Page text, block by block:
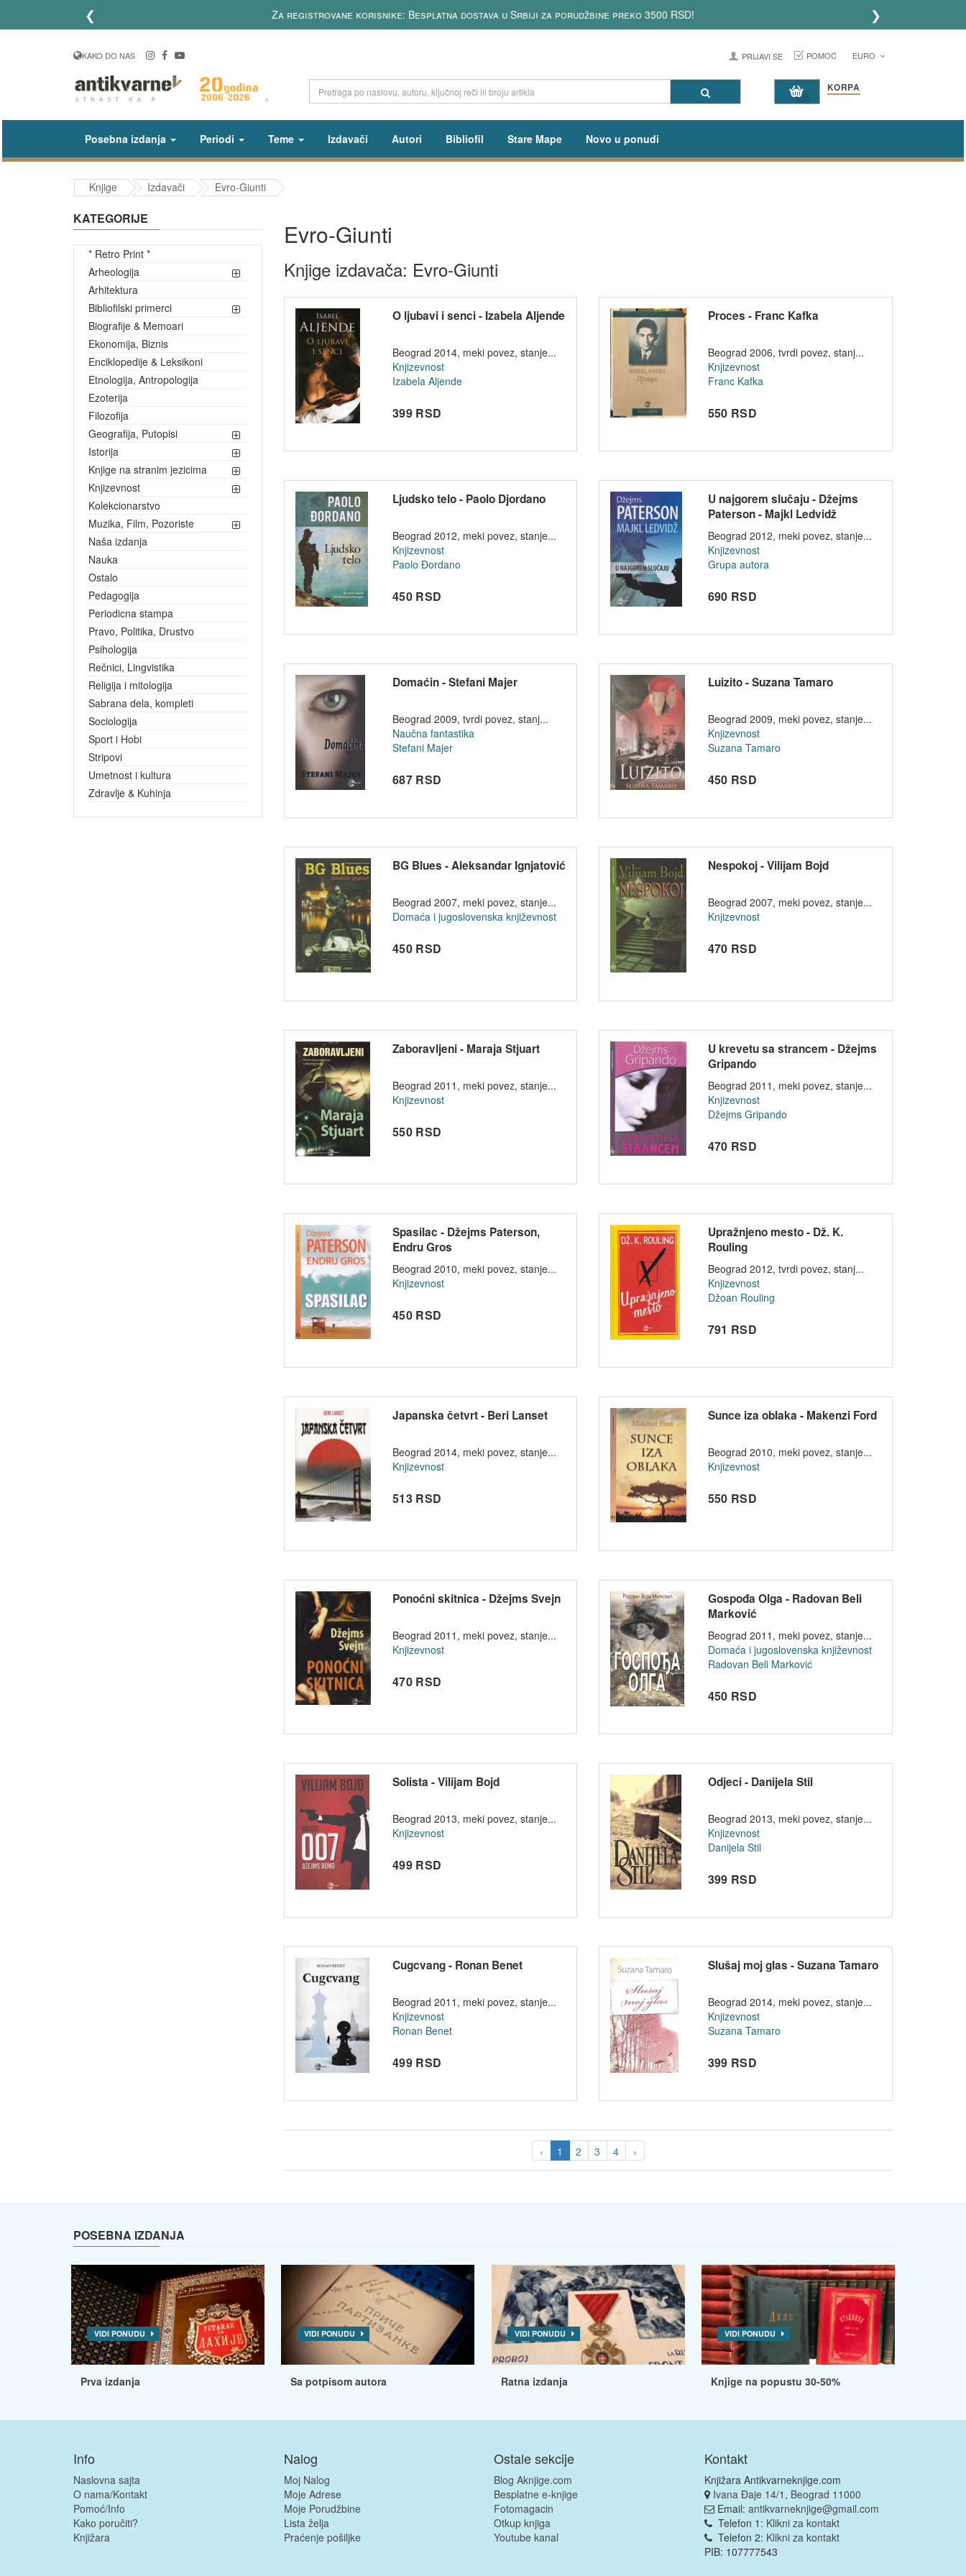
❮
Prijavite se na newsletter i budite u toku sa najređim knjigama u našoj ponudi ❯
KAKO DO NAS PRIJAVI SE POMOĆ EURO
KORPA
Posebna izdanja Periodi Teme Izdavači Autori Bibliofil Stare Mape Novo u ponudi
Knjige Izdavači Evro-Giunti
KATEGORIJE
* Retro Print *
Arheologija
Arhitektura
Bibliofilski primerci
Biografije & Memoari
Ekonomija, Biznis
Enciklopedije & Leksikoni
Etnologija, Antropologija
Ezoterija
Filozofija
Geografija, Putopisi
Istorija
Knjige na stranim jezicima
Knjizevnost
Kolekcionarstvo
Muzika, Film, Pozoriste
Naša izdanja
Nauka
Ostalo
Pedagogija
Periodicna stampa
Pravo, Politika, Drustvo
Psihologija
Rečnici, Lingvistika
Religija i mitologija
Sabrana dela, kompleti
Sociologija
Sport i Hobi
Stripovi
Umetnost i kultura
Zdravlje & Kuhinja
Evro-Giunti
Knjige izdavača: Evro-Giunti
O ljubavi i senci - Izabela Aljende
Beograd 2014, meki povez, stanje...
Knjizevnost
Izabela Aljende
399 RSD
Proces - Franc Kafka
Beograd 2006, tvrdi povez, stanj...
Knjizevnost
Franc Kafka
550 RSD
Ljudsko telo - Paolo Djordano
Beograd 2012, meki povez, stanje...
Knjizevnost
Paolo Đordano
450 RSD
U najgorem slučaju - Džejms
Paterson - Majkl Ledvidž
Beograd 2012, meki povez, stanje...
Knjizevnost
Grupa autora
690 RSD
Domaćin - Stefani Majer
Beograd 2009, tvrdi povez, stanj...
Naučna fantastika
Stefani Majer
687 RSD
Luizito - Suzana Tamaro
Beograd 2009, meki povez, stanje...
Knjizevnost
Suzana Tamaro
450 RSD
BG Blues - Aleksandar Ignjatović
Beograd 2007, meki povez, stanje...
Domaća i jugoslovenska književnost
450 RSD
Nespokoj - Vilijam Bojd
Beograd 2007, meki povez, stanje...
Knjizevnost
470 RSD
Zaboravljeni - Maraja Stjuart
Beograd 2011, meki povez, stanje...
Knjizevnost
550 RSD
U krevetu sa strancem - Džejms
Gripando
Beograd 2011, meki povez, stanje...
Knjizevnost
Džejms Gripando
470 RSD
Spasilac - Džejms Paterson,
Endru Gros
Beograd 2010, meki povez, stanje...
Knjizevnost
450 RSD
Upražnjeno mesto - Dž. K.
Rouling
Beograd 2012, tvrdi povez, stanj...
Knjizevnost
Džoan Rouling
791 RSD
Japanska četvrt - Beri Lanset
Beograd 2014, meki povez, stanje...
Knjizevnost
513 RSD
Sunce iza oblaka - Makenzi Ford
Beograd 2010, meki povez, stanje...
Knjizevnost
550 RSD
Ponoćni skitnica - Džejms Svejn
Beograd 2011, meki povez, stanje...
Knjizevnost
470 RSD
Gospođa Olga - Radovan Beli
Marković
Beograd 2011, meki povez, stanje...
Domaća i jugoslovenska književnost
Radovan Beli Marković
450 RSD
Solista - Vilijam Bojd
Beograd 2013, meki povez, stanje...
Knjizevnost
499 RSD
Odjeci - Danijela Stil
Beograd 2013, meki povez, stanje...
Knjizevnost
Danijela Stil
399 RSD
Cugcvang - Ronan Benet
Beograd 2011, meki povez, stanje...
Knjizevnost
Ronan Benet
499 RSD
Slušaj moj glas - Suzana Tamaro
Beograd 2014, meki povez, stanje...
Knjizevnost
Suzana Tamaro
399 RSD
‹ 1 2 3 4 ›
POSEBNA IZDANJA
VIDI PONUDU
Prva izdanja
VIDI PONUDU
Sa potpisom autora
VIDI PONUDU
Ratna izdanja
VIDI PONUDU
Knjige na popustu 30-50%
Info
Naslovna sajta
O nama/Kontakt
Pomoć/Info
Kako poručiti?
Knjižara
Nalog
Moj Nalog
Moje Adrese
Moje Porudžbine
Lista želja
Praćenje pošiljke
Ostale sekcije
Blog Aknjige.com
Besplatne e-knjige
Fotomagacin
Otkup knjiga
Youtube kanal
Kontakt
Knjižara Antikvarneknjige.com
Ivana Đaje 14/1, Beograd 11000
Email: antikvarneknjige@gmail.com
Telefon 1: Klikni za kontakt
Telefon 2: Klikni za kontakt
PIB: 107777543